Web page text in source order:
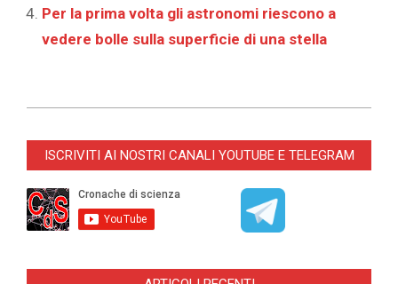
Per la prima volta gli astronomi riescono a
vedere bolle sulla superficie di una stella
01-
ISCRIVITI AI NOSTRI CANALI YOUTUBE E TELEGRAM